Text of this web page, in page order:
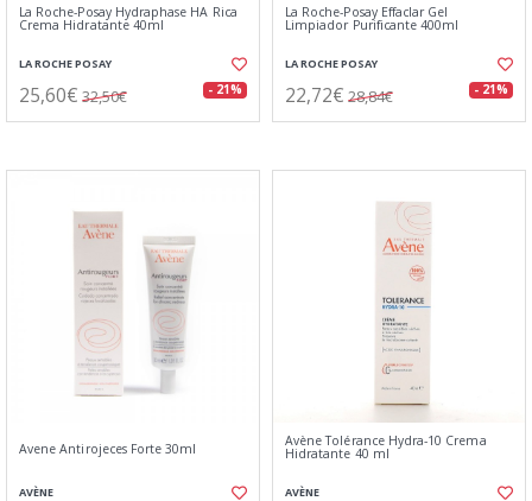
La Roche-Posay Hydraphase HA Rica
Crema Hidratante 40ml
LA ROCHE POSAY
25,60€ 32,50€ - 21%
La Roche-Posay Effaclar Gel
Limpiador Purificante 400ml
LA ROCHE POSAY
22,72€ 28,84€ - 21%
Avene Antirojeces Forte 30ml
AVÈNE
Avène Tolérance Hydra-10 Crema
Hidratante 40 ml
AVÈNE